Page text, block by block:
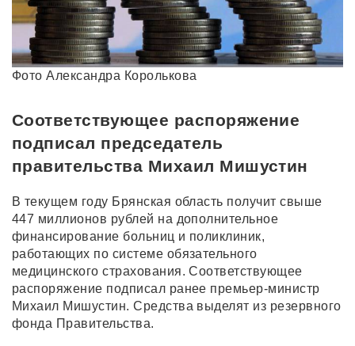
Фото Александра Королькова
Соответствующее распоряжение
подписал председатель
правительства Михаил Мишустин
В текущем году Брянская область получит свыше
447 миллионов рублей на дополнительное
финансирование больниц и поликлиник,
работающих по системе обязательного
медицинского страхования. Соответствующее
распоряжение подписал ранее премьер-министр
Михаил Мишустин. Средства выделят из резервного
фонда Правительства.